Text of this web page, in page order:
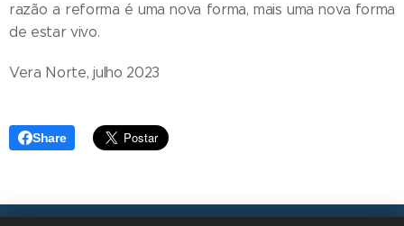
razão a reforma é uma nova forma, mais uma nova forma
de estar vivo.
Vera Norte, julho 2023
Share